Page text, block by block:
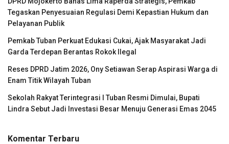
Tegaskan Penyesuaian Regulasi Demi Kepastian Hukum dan
Pelayanan Publik
Pemkab Tuban Perkuat Edukasi Cukai, Ajak Masyarakat Jadi
Garda Terdepan Berantas Rokok Ilegal
Reses DPRD Jatim 2026, Ony Setiawan Serap Aspirasi Warga di
Enam Titik Wilayah Tuban
Sekolah Rakyat Terintegrasi I Tuban Resmi Dimulai, Bupati
Lindra Sebut Jadi Investasi Besar Menuju Generasi Emas 2045
Komentar Terbaru